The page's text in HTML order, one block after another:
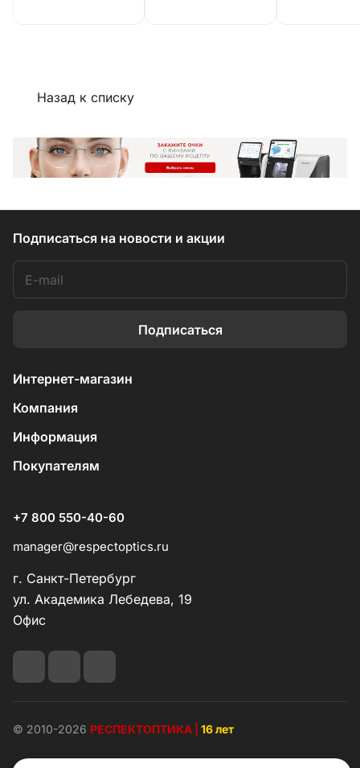
Назад к списку
Подписаться на новости и акции
Подписаться
Интернет-магазин
Компания
Информация
Покупателям
+7 800 550-40-60
manager@respectoptics.ru
г. Санкт-Петербург
ул. Академика Лебедева, 19
Офис
© 2010-2026 РЕСПЕКТОПТИКА | 16 лет